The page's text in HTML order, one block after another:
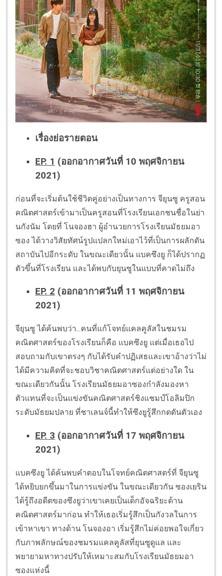
เรื่องย่อรายตอน
EP. 1 (ออกอากาศวันที่ 10 พฤศจิกายน
2021)
ก่อนที่จะเริ่มต้นใช้ชีวิตคู่อย่างเป็นทางการ จียุนซู ครูสอน
คณิตศาสตร์เข้ามาเป็นครูสอนที่โรงเรียนเอกชนชื่อในย่า
นกังนัม โดยที่ โนจองฮา ผู้อำนวยการโรงเรียนมัธยมอา
ซอง ได้วางวิสัยทัศน์รูปแปลกใหม่เอาไว้ที่เป็นการผลักดัน
สถาบันไปอีกระดับ ในขณะเดียวนั้น แบคซึงยู ก็ได้ปรากฏ
ตัวขึ้นที่โรงเรียน และได้พบกับยุนซูในแบบที่คาดไม่ถึง
EP. 2 (ออกอากาศวันที่ 11 พฤศจิกายน
2021)
จียุนซู ได้ค้นพบว่า...คนที่แก้โจทย์แคลคูลัสในชมรม
คณิตศาสตร์ของโรงเรียนก็คือ แบคซึงยู แต่เมื่อเธอไป
สอบถามกับเขาตรงๆ กับได้รับคำปฏิเสธและเขาอ้างว่าไม่
ได้มีความคิดที่จะชอบวิชาคณิตศาสตร์แต่อย่างใด ใน
ขณะเดียวกันนั้น โรงเรียนมัธยมอาซองกำลังมองหา
ตัวแทนที่จะเป็นแข่งขันคณิตศาสตร์ชิงแชมป์โอลิมปิก
ระดับมัธยมปลาย ที่ชาเลนจ์นี้ทำให้ซึงยูรู้สึกกดดันตัวเอง
EP. 3 (ออกอากาศวันที่ 17 พฤศจิกายน
2021)
แบคซึงยู ได้ค้นพบคำตอบในโจทย์คณิตศาสตร์ที่ จียุนซู
ได้หยิบยกขึ้นมาในการแข่งขัน ในขณะเดียวกัน ซองเยริน
ได้รู้ถึงอดีตของซึงยูว่าเขาเคยเป็นเด็กอัจฉริยะด้าน
คณิตศาสตร์มาก่อน ทำให้เธอเริ่มรู้สึกเป็นกังวลในการ
เข้าหาเขา ทางด้าน โนจองอา เริ่มรู้สึกไม่ค่อยพอใจเกี่ยว
กับภาพลักษณ์ของชมรมแคลคูลัสที่ยุนซูดูแล และ
พยายามหาทางปรับให้เหมาะสมกับโรงเรียนมัธยมอา
ซองแห่งนี้